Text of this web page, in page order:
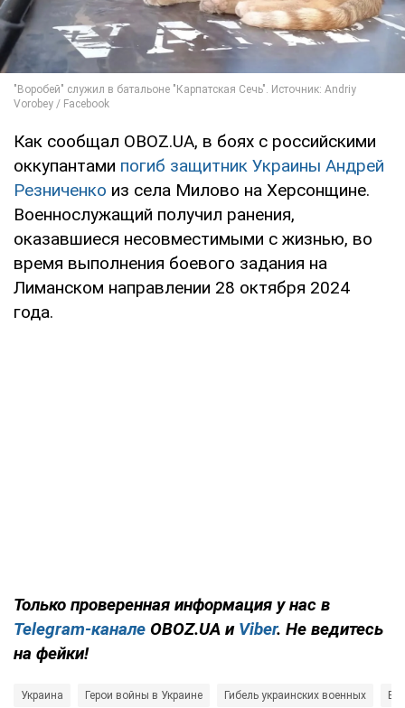
Как сообщал OBOZ.UA, в боях с российскими
оккупантами погиб защитник Украины Андрей
Резниченко из села Милово на Херсонщине.
Военнослужащий получил ранения,
оказавшиеся несовместимыми с жизнью, во
время выполнения боевого задания на
Лиманском направлении 28 октября 2024
года.
Только проверенная информация у нас в
Telegram-канале OBOZ.UA и Viber. Не ведитесь
на фейки!
Украина Герои войны в Украине Гибель украинских военных